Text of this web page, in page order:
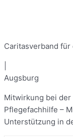
Caritasverband für
Augsburg
Mitwirkung bei
Pflegefachhilfe –
Unterstützung in